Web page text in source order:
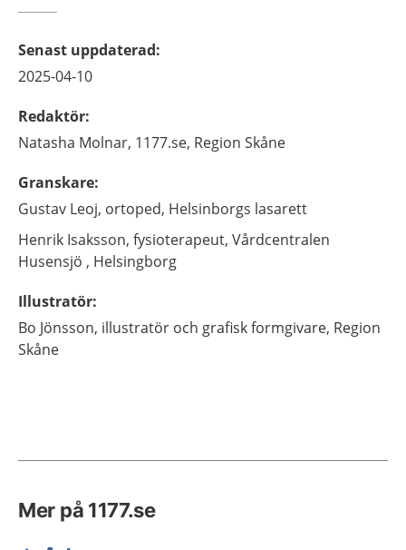
Senast uppdaterad:
2025-04-10
Redaktör:
Natasha Molnar, 1177.se, Region Skåne
Granskare:
Gustav Leoj, ortoped, Helsinborgs lasarett
Henrik Isaksson, fysioterapeut, Vårdcentralen
Husensjö , Helsingborg
Illustratör:
Bo Jönsson, illustratör och grafisk formgivare, Region
Skåne
Mer på 1177.se